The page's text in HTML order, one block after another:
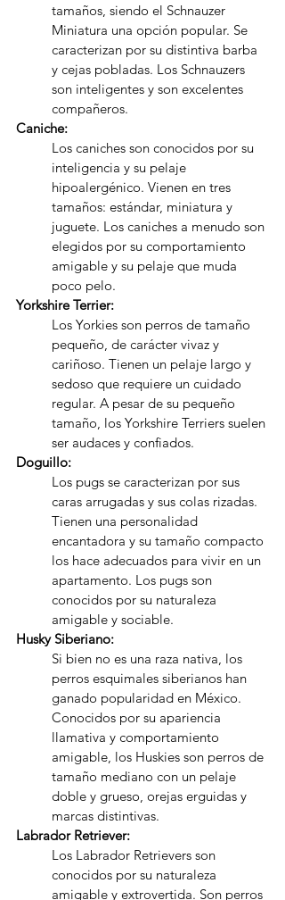
tamaños, siendo el Schnauzer
Miniatura una opción popular. Se
caracterizan por su distintiva barba
y cejas pobladas. Los Schnauzers
son inteligentes y son excelentes
compañeros.
Caniche:
Los caniches son conocidos por su
inteligencia y su pelaje
hipoalergénico. Vienen en tres
tamaños: estándar, miniatura y
juguete. Los caniches a menudo son
elegidos por su comportamiento
amigable y su pelaje que muda
poco pelo.
Yorkshire Terrier:
Los Yorkies son perros de tamaño
pequeño, de carácter vivaz y
cariñoso. Tienen un pelaje largo y
sedoso que requiere un cuidado
regular. A pesar de su pequeño
tamaño, los Yorkshire Terriers suelen
ser audaces y confiados.
Doguillo:
Los pugs se caracterizan por sus
caras arrugadas y sus colas rizadas.
Tienen una personalidad
encantadora y su tamaño compacto
los hace adecuados para vivir en un
apartamento. Los pugs son
conocidos por su naturaleza
amigable y sociable.
Husky Siberiano:
Si bien no es una raza nativa, los
perros esquimales siberianos han
ganado popularidad en México.
Conocidos por su apariencia
llamativa y comportamiento
amigable, los Huskies son perros de
tamaño mediano con un pelaje
doble y grueso, orejas erguidas y
marcas distintivas.
Labrador Retriever:
Los Labrador Retrievers son
conocidos por su naturaleza
amigable y extrovertida. Son perros